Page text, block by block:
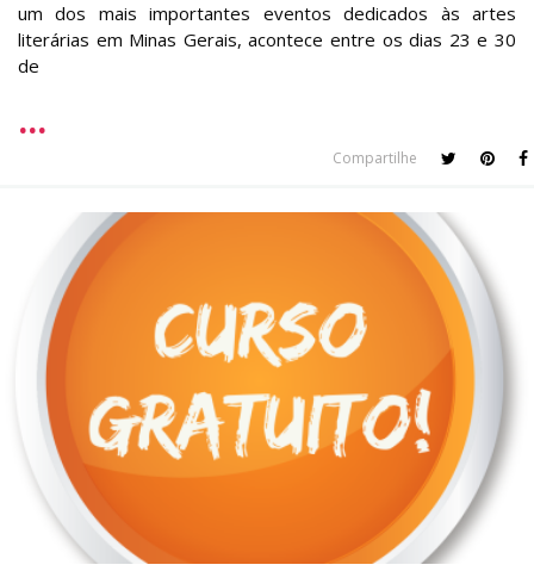
um dos mais importantes eventos dedicados às artes
literárias em Minas Gerais, acontece entre os dias 23 e 30
de
Compartilhe